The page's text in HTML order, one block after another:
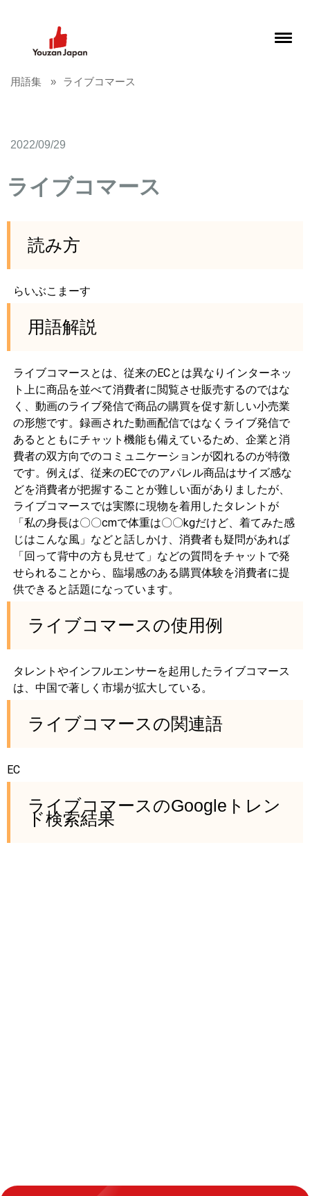
用語集 ライブコマース
2022/09/29
ライブコマース
読み方
らいぶこまーす
用語解説
ライブコマースとは、従来のECとは異なりインターネッ
ト上に商品を並べて消費者に閲覧させ販売するのではな
く、動画のライブ発信で商品の購買を促す新しい小売業
の形態です。録画された動画配信ではなくライブ発信で
あるとともにチャット機能も備えているため、企業と消
費者の双方向でのコミュニケーションが図れるのが特徴
です。例えば、従来のECでのアパレル商品はサイズ感な
どを消費者が把握することが難しい面がありましたが、
ライブコマースでは実際に現物を着用したタレントが
「私の身長は〇〇cmで体重は〇〇kgだけど、着てみた感
じはこんな風」などと話しかけ、消費者も疑問があれば
「回って背中の方も見せて」などの質問をチャットで発
せられることから、臨場感のある購買体験を消費者に提
供できると話題になっています。
ライブコマースの使用例
タレントやインフルエンサーを起用したライブコマース
は、中国で著しく市場が拡大している。
ライブコマースの関連語
EC
ライブコマースのGoogleトレン
ド検索結果